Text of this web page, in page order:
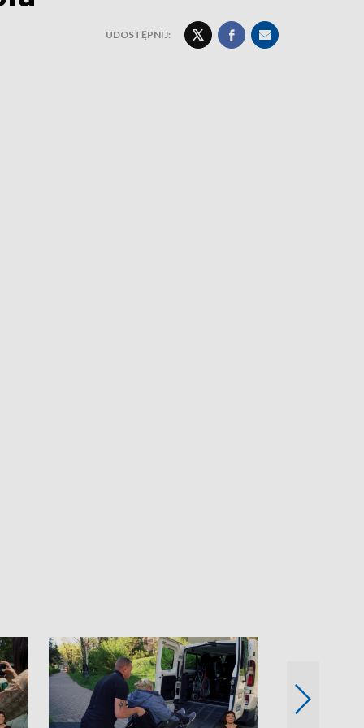
UDOSTĘPNIJ: